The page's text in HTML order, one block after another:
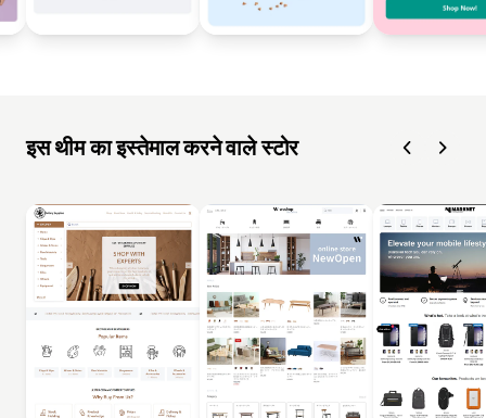
इस थीम का इस्तेमाल करने वाले स्टोर